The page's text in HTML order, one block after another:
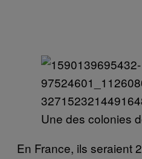
Une des colonies
En France, ils seraient